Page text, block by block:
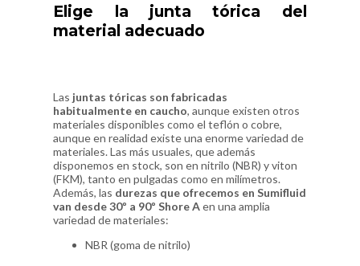
Elige la junta tórica del
material adecuado
Las juntas tóricas son fabricadas
habitualmente en caucho, aunque existen otros
materiales disponibles como el teflón o cobre,
aunque en realidad existe una enorme variedad de
materiales. Las más usuales, que además
disponemos en stock, son en nitrilo (NBR) y viton
(FKM), tanto en pulgadas como en milímetros.
Además, las durezas que ofrecemos en Sumifluid
van desde 30º a 90º Shore Aen una amplia
variedad de materiales:
NBR (goma de nitrilo)